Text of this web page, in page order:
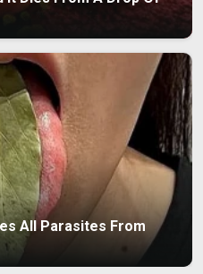
All Parasites From